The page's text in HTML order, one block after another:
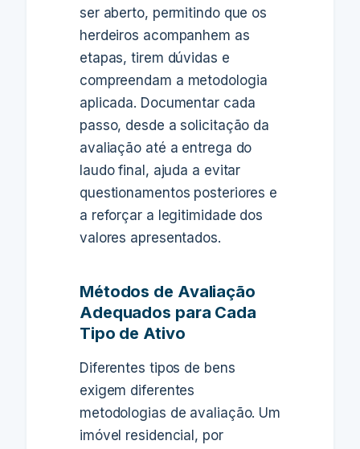
ser aberto, permitindo que os
herdeiros acompanhem as
etapas, tirem dúvidas e
compreendam a metodologia
aplicada. Documentar cada
passo, desde a solicitação da
avaliação até a entrega do
laudo final, ajuda a evitar
questionamentos posteriores e
a reforçar a legitimidade dos
valores apresentados.
Métodos de Avaliação
Adequados para Cada
Tipo de Ativo
Diferentes tipos de bens
exigem diferentes
metodologias de avaliação. Um
imóvel residencial, por